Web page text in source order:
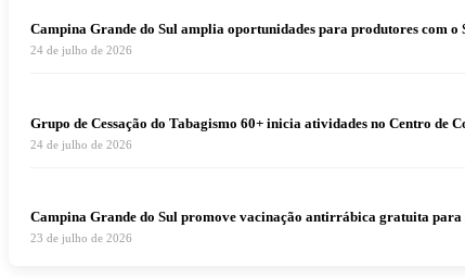
Campina Grande do Sul amplia oportunidades para produtores com o
24 de julho de 2026
Grupo de Cessação do Tabagismo 60+ inicia atividades no Centro de
24 de julho de 2026
Campina Grande do Sul promove vacinação antirrábica gratuita para
23 de julho de 2026